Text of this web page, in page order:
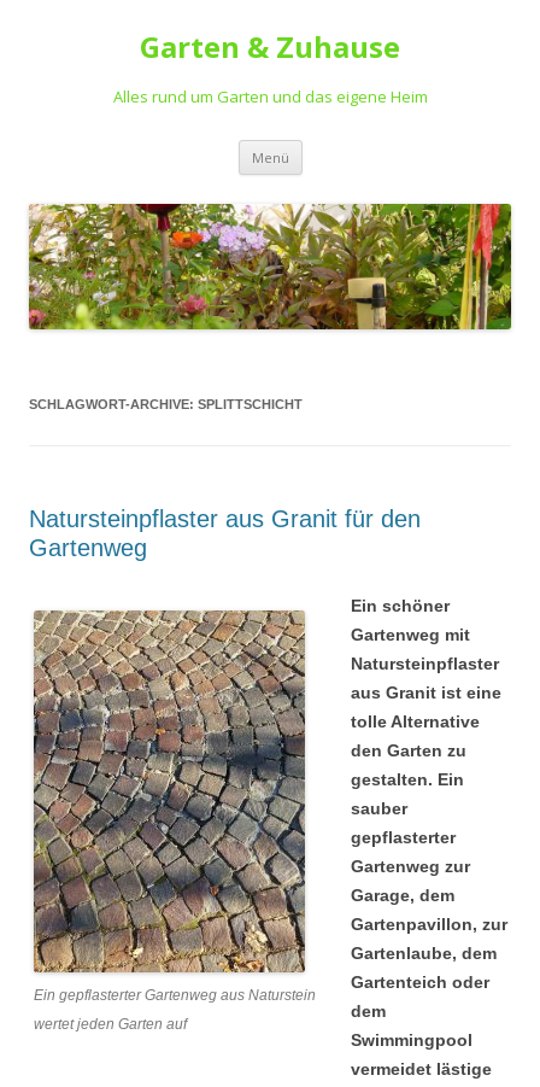
Garten & Zuhause
Alles rund um Garten und das eigene Heim
Menü Springe
Inhalt
SCHLAGWORT-ARCHIVE: SPLITTSCHICHT
Natursteinpflaster aus Granit für den
Gartenweg
Ein gepflasterter Gartenweg aus Naturstein
wertet jeden Garten auf
Ein schöner
Gartenweg mit
Natursteinpflaster
aus Granit ist eine
tolle Alternative
den Garten zu
gestalten. Ein
sauber
gepflasterter
Gartenweg zur
Garage, dem
Gartenpavillon, zur
Gartenlaube, dem
Gartenteich oder
dem
Swimmingpool
vermeidet lästige